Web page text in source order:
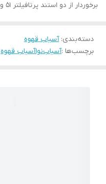
برخوردار از دو استند پرتافیلتر ۵۱ و ۵۸استفاده
دسته‌بندی:آسیاب قهوه
برچسب‌ها :آسیابنواآسیاب قهوه